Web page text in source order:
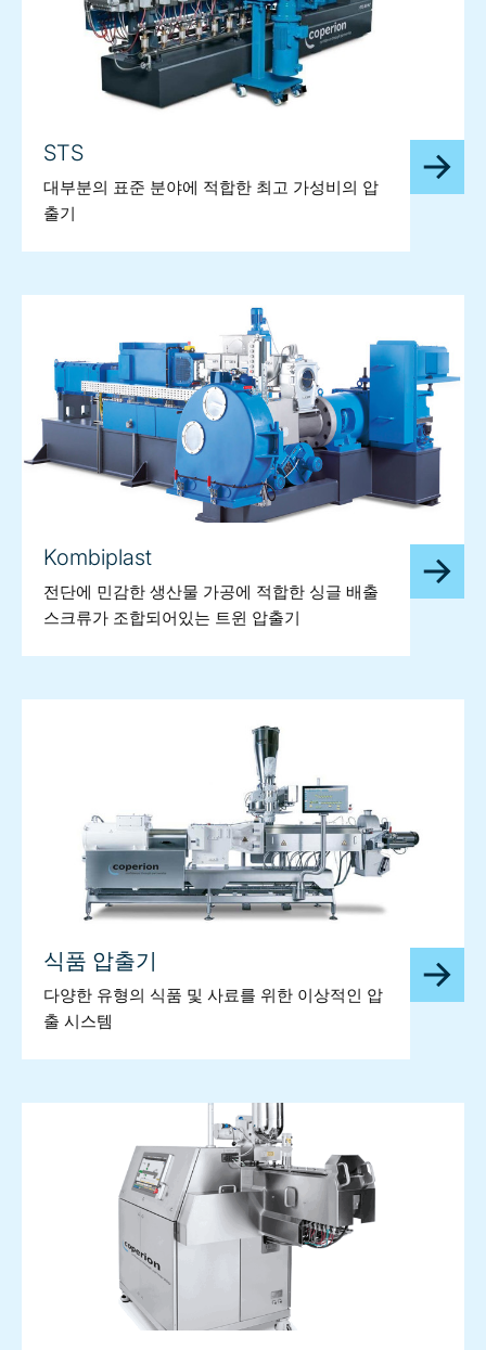
STS
대부분의 표준 분야에 적합한 최고 가성비의 압
출기
Kombiplast
전단에 민감한 생산물 가공에 적합한 싱글 배출
스크류가 조합되어있는 트윈 압출기
식품 압출기
다양한 유형의 식품 및 사료를 위한 이상적인 압
출 시스템